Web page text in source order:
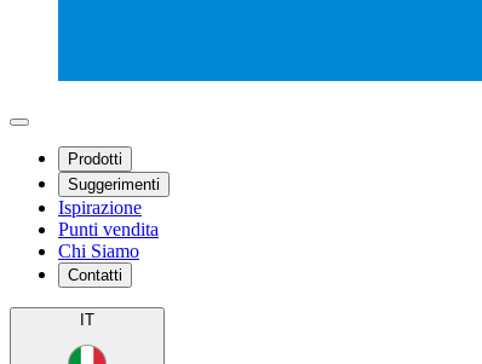
Prodotti
Suggerimenti
Ispirazione
Punti vendita
Chi Siamo
Contatti
IT